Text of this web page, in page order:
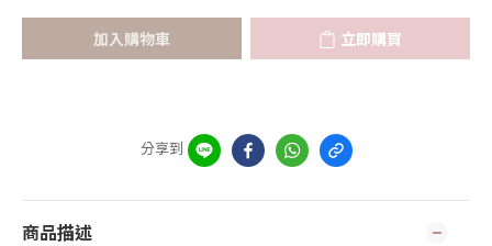
加入購物車 立即購買
分享到
商品描述